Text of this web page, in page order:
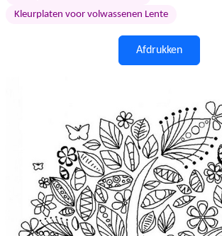
Kleurplaten voor volwassenen Lente
Afdrukken